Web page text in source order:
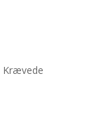
Krævede